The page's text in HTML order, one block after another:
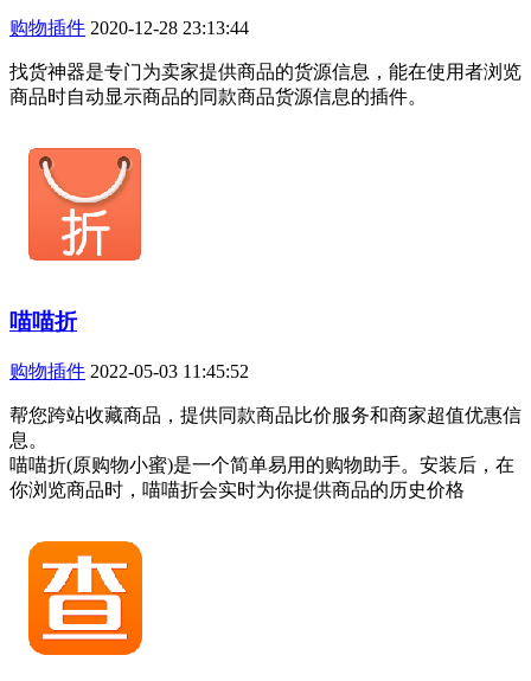
购物插件 2020-12-28 23:13:44
找货神器是专门为卖家提供商品的货源信息，能在使用者浏览
商品时自动显示商品的同款商品货源信息的插件。
喵喵折
购物插件 2022-05-03 11:45:52
帮您跨站收藏商品，提供同款商品比价服务和商家超值优惠信
息。
喵喵折(原购物小蜜)是一个简单易用的购物助手。安装后，在
你浏览商品时，喵喵折会实时为你提供商品的历史价格